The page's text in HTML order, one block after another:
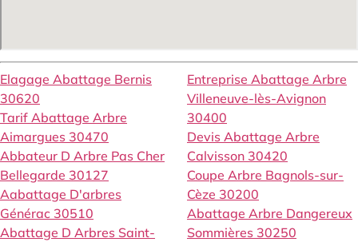
Elagage Abattage Bernis
30620
Tarif Abattage Arbre
Aimargues 30470
Abbateur D Arbre Pas Cher
Bellegarde 30127
Aabattage D'arbres
Générac 30510
Abattage D Arbres Saint-
Entreprise Abattage Arbre
Villeneuve-lès-Avignon
30400
Devis Abattage Arbre
Calvisson 30420
Coupe Arbre Bagnols-sur-
Cèze 30200
Abattage Arbre Dangereux
Sommières 30250